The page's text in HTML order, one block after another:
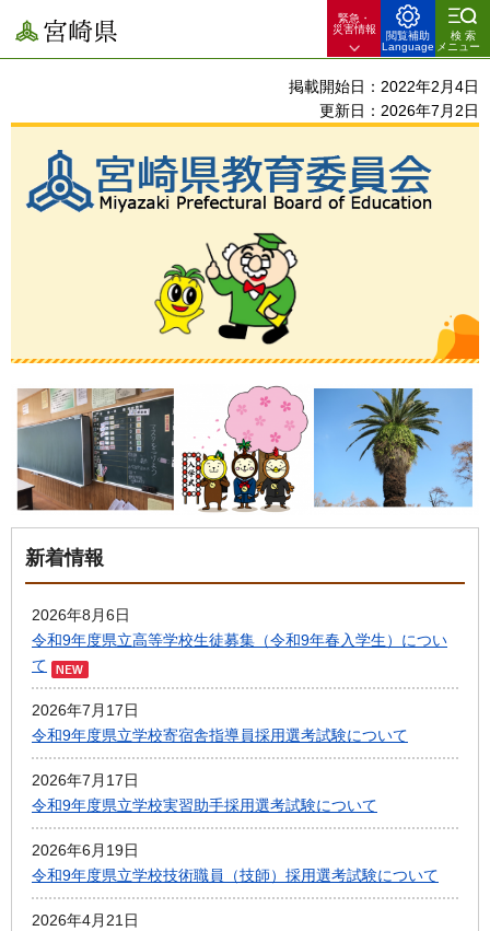
宮崎県
緊急・
災害情報
閲覧補助
Language
検索
メニュー
掲載開始日：2022年2月4日
更新日：2026年7月2日
新着情報
2026年8月6日
令和9年度県立高等学校生徒募集（令和9年春入学生）につい
て
2026年7月17日
令和9年度県立学校寄宿舎指導員採用選考試験について
2026年7月17日
令和9年度県立学校実習助手採用選考試験について
2026年6月19日
令和9年度県立学校技術職員（技師）採用選考試験について
2026年4月21日